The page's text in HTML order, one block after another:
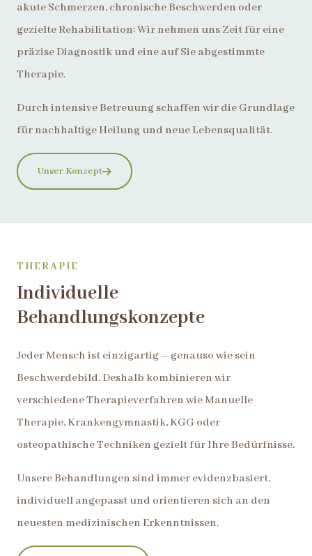
akute Schmerzen, chronische Beschwerden oder
gezielte Rehabilitation: Wir nehmen uns Zeit für eine
präzise Diagnostik und eine auf Sie abgestimmte
Therapie.
Durch intensive Betreuung schaffen wir die Grundlage
für nachhaltige Heilung und neue Lebensqualität.
Unser Konzept
THERAPIE
Individuelle
Behandlungskonzepte
Jeder Mensch ist einzigartig – genauso wie sein
Beschwerdebild. Deshalb kombinieren wir
verschiedene Therapieverfahren wie Manuelle
Therapie, Krankengymnastik, KGG oder
osteopathische Techniken gezielt für Ihre Bedürfnisse.
Unsere Behandlungen sind immer evidenzbasiert,
individuell angepasst und orientieren sich an den
neuesten medizinischen Erkenntnissen.